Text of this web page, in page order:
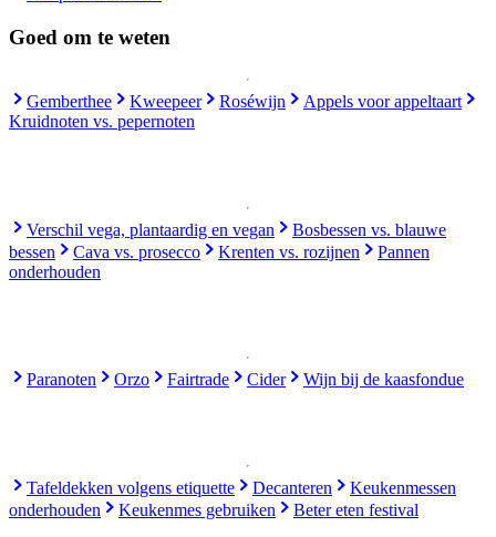
Goed om te weten
Gemberthee Kweepeer Roséwijn
Appels voor appeltaart
Kruidnoten vs. pepernoten
Verschil vega, plantaardig en vegan
Bosbessen vs. blauwe
bessen
Cava vs. prosecco Krenten vs. rozijnen
Pannen
onderhouden
Paranoten Orzo Fairtrade Cider Wijn bij de kaasfondue
Tafeldekken volgens etiquette Decanteren
Keukenmessen
onderhouden
Keukenmes gebruiken Beter eten festival